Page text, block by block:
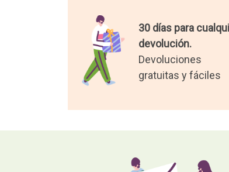
30 días para
devolución.
Devoluciones
gratuitas y fáciles